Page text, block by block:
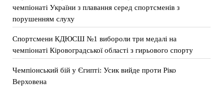
чемпіонаті України з плавання серед спортсменів з
порушенням слуху
Спортсмени КДЮСШ №1 вибороли три медалі на
чемпіонаті Кіровоградської області з гирьового спорту
Чемпіонський бій у Єгипті: Усик вийде проти Ріко
Верховена